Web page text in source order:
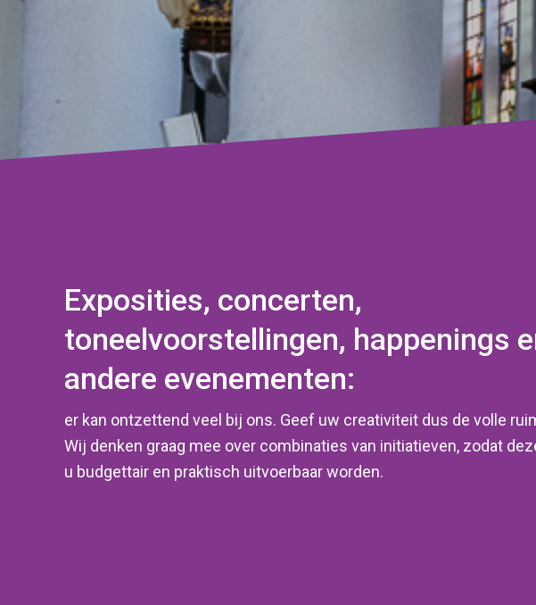
Exposities, concerten,
toneelvoorstellingen, happenings
andere evenementen:
er kan ontzettend veel bij ons. Geef uw creativiteit dus de volle
Wij denken graag mee over combinaties van initiatieven, zodat
u budgettair en praktisch uitvoerbaar worden.